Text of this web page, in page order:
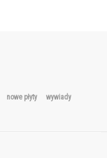
nowe płyty wywiady